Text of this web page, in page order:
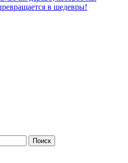
в шедевры!